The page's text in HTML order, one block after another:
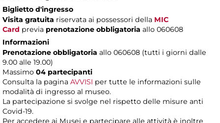
Biglietto d'ingresso
Visita gratuita riservata ai possessori della MIC
Card previa prenotazione obbligatoria allo 060608
Informazioni
Prenotazione obbligatoria allo 060608 (tutti i giorni dalle
9.00 alle 19.00)
Massimo 04 partecipanti
Consulta la pagina AVVISI per tutte le informazioni sulle
modalità di ingresso al museo.
La partecipazione si svolge nel rispetto delle misure anti
Covid-19.
Per accedere ai Musei e partecipare alle attività è inoltre